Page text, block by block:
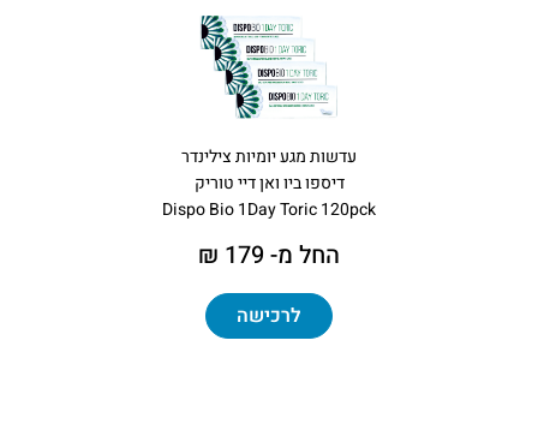
עדשות מגע יומיות צילינדר
דיספו ביו ואן דיי טוריק
Dispo Bio 1Day Toric 120pck
החל מ- 179 ₪
לרכישה